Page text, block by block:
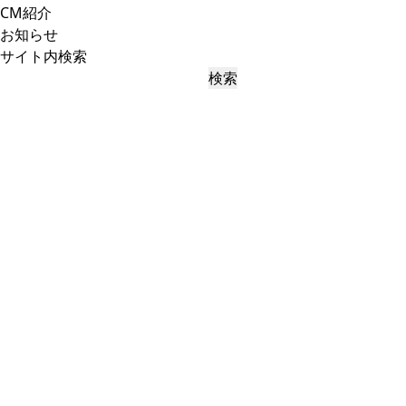
CM紹介
お知らせ
サイト内検索
検索